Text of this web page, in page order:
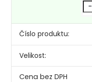
Číslo produktu:
Velikost:
-